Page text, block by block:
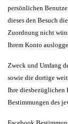
persönlichen
dieses den Besuch
Zuordnung nicht
Ihrem Konto
Zweck und Umfang
sowie die dortige
Ihre diesbezüglichen
Bestimmungen des